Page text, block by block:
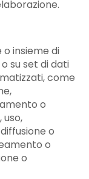
o insieme di
su set di dati
come
o
o
o
o